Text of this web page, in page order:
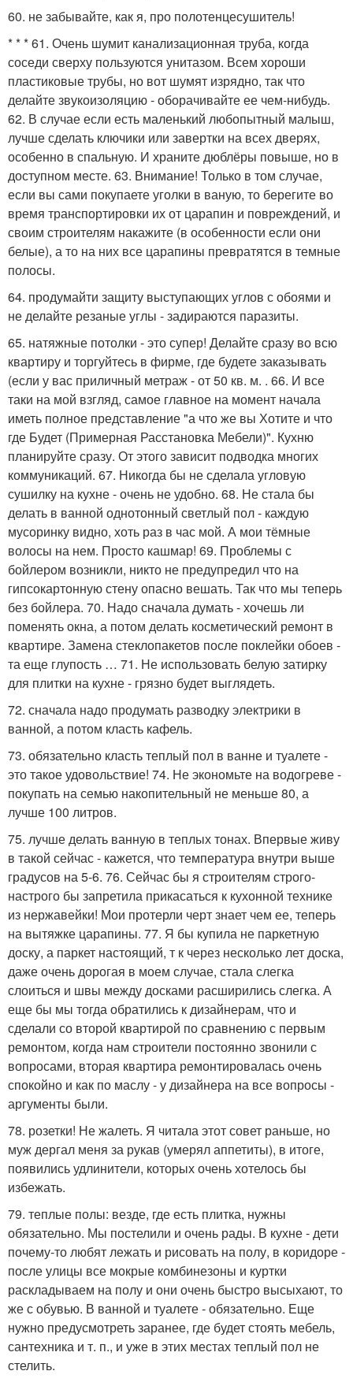
60. не забывайте, как я, про полотенцесушитель!
* * * 61. Очень шумит канализационная труба, когда
соседи сверху пользуются унитазом. Всем хороши
пластиковые трубы, но вот шумят изрядно, так что
делайте звукоизоляцию - оборачивайте ее чем-нибудь.
62. В случае если есть маленький любопытный малыш,
лучше сделать ключики или завертки на всех дверях,
особенно в спальную. И храните дюблёры повыше, но в
доступном месте. 63. Внимание! Только в том случае,
если вы сами покупаете уголки в ваную, то берегите во
время транспортировки их от царапин и повреждений, и
своим строителям накажите (в особенности если они
белые), а то на них все царапины превратятся в темные
полосы.
64. продумайти защиту выступающих углов с обоями и
не делайте резаные углы - задираются паразиты.
65. натяжные потолки - это супер! Делайте сразу во всю
квартиру и торгуйтесь в фирме, где будете заказывать
(если у вас приличный метраж - от 50 кв. м. . 66. И все
таки на мой взгляд, самое главное на момент начала
иметь полное представление "а что же вы Хотите и что
где Будет (Примерная Расстановка Мебели)". Кухню
планируйте сразу. От этого зависит подводка многих
коммуникаций. 67. Никогда бы не сделала угловую
сушилку на кухне - очень не удобно. 68. Не стала бы
делать в ванной однотонный светлый пол - каждую
мусоринку видно, хоть раз в час мой. А мои тёмные
волосы на нем. Просто кашмар! 69. Проблемы с
бойлером возникли, никто не предупредил что на
гипсокартонную стену опасно вешать. Так что мы теперь
без бойлера. 70. Надо сначала думать - хочешь ли
поменять окна, а потом делать косметический ремонт в
квартире. Замена стеклопакетов после поклейки обоев -
та еще глупость … 71. Не использовать белую затирку
для плитки на кухне - грязно будет выглядеть.
72. сначала надо продумать разводку электрики в
ванной, а потом класть кафель.
73. обязательно класть теплый пол в ванне и туалете -
это такое удовольствие! 74. Не экономьте на водогреве -
покупать на семью накопительный не меньше 80, а
лучше 100 литров.
75. лучше делать ванную в теплых тонах. Впервые живу
в такой сейчас - кажется, что температура внутри выше
градусов на 5-6. 76. Сейчас бы я строителям строго-
настрого бы запретила прикасаться к кухонной технике
из нержавейки! Мои протерли черт знает чем ее, теперь
на вытяжке царапины. 77. Я бы купила не паркетную
доску, а паркет настоящий, т к через несколько лет доска,
даже очень дорогая в моем случае, стала слегка
слоиться и швы между досками расширились слегка. А
еще бы мы тогда обратились к дизайнерам, что и
сделали со второй квартирой по сравнению с первым
ремонтом, когда нам строители постоянно звонили с
вопросами, вторая квартира ремонтировалась очень
спокойно и как по маслу - у дизайнера на все вопросы -
аргументы были.
78. розетки! Не жалеть. Я читала этот совет раньше, но
муж дергал меня за рукав (умерял аппетиты), в итоге,
появились удлинители, которых очень хотелось бы
избежать.
79. теплые полы: везде, где есть плитка, нужны
обязательно. Мы постелили и очень рады. В кухне - дети
почему-то любят лежать и рисовать на полу, в коридоре -
после улицы все мокрые комбинезоны и куртки
раскладываем на полу и они очень быстро высыхают, то
же с обувью. В ванной и туалете - обязательно. Еще
нужно предусмотреть заранее, где будет стоять мебель,
сантехника и т. п., и уже в этих местах теплый пол не
стелить.